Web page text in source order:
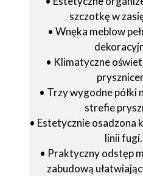
szczotkę w
• Wnęka meblow
• Klimatyczne
• Trzy wygodne półki
strefie
• Estetycznie osadzona
linii fugi.
• Praktyczny odstęp
zabudową